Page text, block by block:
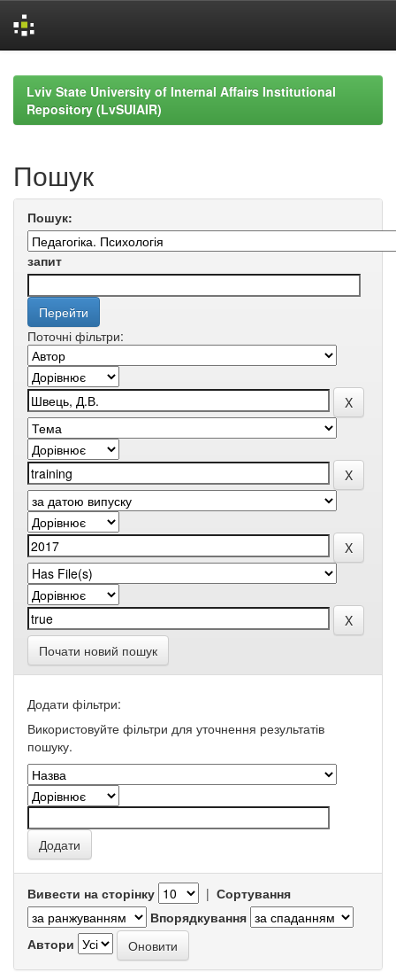
navigationLviv State University of Internal Affairs Institutional
Repository (LvSUIAIR)
Пошук
Пошук:
запит
Поточні фільтри:
Почати новий пошук
Додати фільтри:
Використовуйте фільтри для уточнення результатів
пошуку.
Вивести на сторінку | Сортування
Впорядкування
Автори